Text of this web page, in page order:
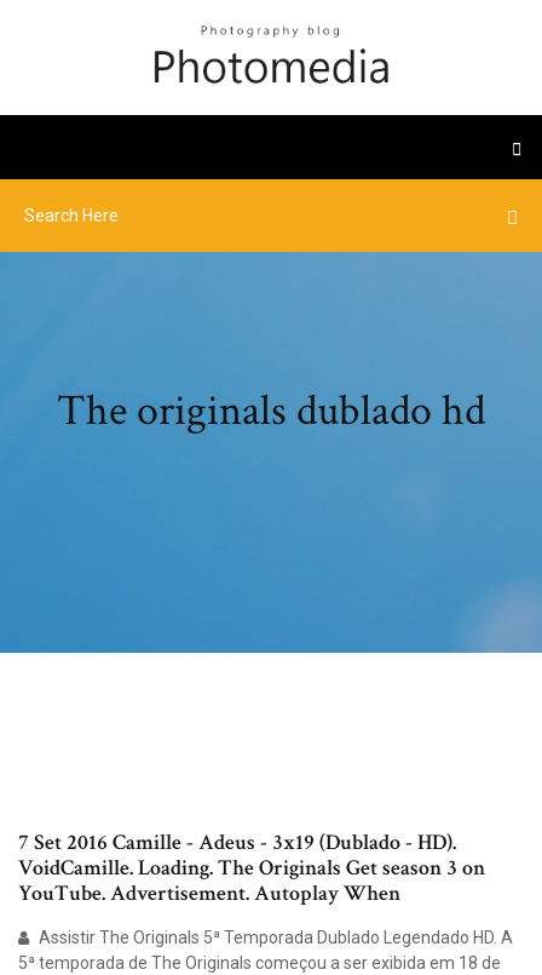
The originals dublado hd
7 Set 2016 Camille - Adeus - 3x19 (Dublado - HD).
VoidCamille. Loading. The Originals Get season 3 on
YouTube. Advertisement. Autoplay When
Assistir The Originals 5ª Temporada Dublado Legendado HD. A
5ª temporada de The Originals começou a ser exibida em 18 de